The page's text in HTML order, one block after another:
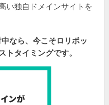
い独自ドメインサイトを
なら、今こそロリポッ
トタイミングです。